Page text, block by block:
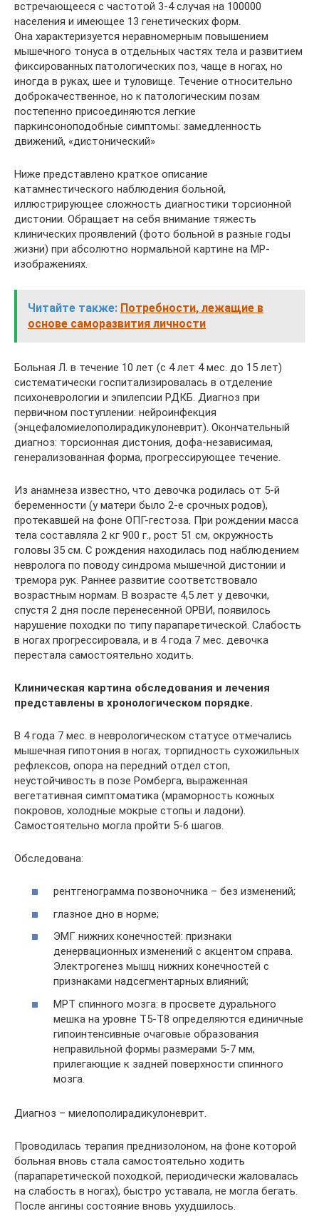
встречающееся с частотой 3-4 случая на 100000
населения и имеющее 13 генетических форм.
Она характеризуется неравномерным повышением
мышечного тонуса в отдельных частях тела и развитием
фиксированных патологических поз, чаще в ногах, но
иногда в руках, шее и туловище. Течение относительно
доброкачественное, но к патологическим позам
постепенно присоединяются легкие
паркинсоноподобные симптомы: замедленность
движений, «дистонический»
Ниже представлено краткое описание
катамнестического наблюдения больной,
иллюстрирующее сложность диагностики торсионной
дистонии. Обращает на себя внимание тяжесть
клинических проявлений (фото больной в разные годы
жизни) при абсолютно нормальной картине на МР-
изображениях.
Читайте также: Потребности, лежащие в
основе саморазвития личности
Больная Л. в течение 10 лет (с 4 лет 4 мес. до 15 лет)
систематически госпитализировалась в отделение
психоневрологии и эпилепсии РДКБ. Диагноз при
первичном поступлении: нейроинфекция
(энцефаломиелополирадикулоневрит). Окончательный
диагноз: торсионная дистония, дофа-независимая,
генерализованная форма, прогрессирующее течение.
Из анамнеза известно, что девочка родилась от 5-й
беременности (у матери было 2-е срочных родов),
протекавшей на фоне ОПГ-гестоза. При рождении масса
тела составляла 2 кг 900 г., рост 51 см, окружность
головы 35 см. С рождения находилась под наблюдением
невролога по поводу синдрома мышечной дистонии и
тремора рук. Раннее развитие соответствовало
возрастным нормам. В возрасте 4,5 лет у девочки,
спустя 2 дня после перенесенной ОРВИ, появилось
нарушение походки по типу парапаретической. Слабость
в ногах прогрессировала, и в 4 года 7 мес. девочка
перестала самостоятельно ходить.
Клиническая картина обследования и лечения
представлены в хронологическом порядке.
В 4 года 7 мес. в неврологическом статусе отмечались
мышечная гипотония в ногах, торпидность сухожильных
рефлексов, опора на передний отдел стоп,
неустойчивость в позе Ромберга, выраженная
вегетативная симптоматика (мраморность кожных
покровов, холодные мокрые стопы и ладони).
Самостоятельно могла пройти 5-6 шагов.
Обследована:
рентгенограмма позвоночника – без изменений;
глазное дно в норме;
ЭМГ нижних конечностей: признаки
денервационных изменений с акцентом справа.
Электрогенез мышц нижних конечностей с
признаками надсегментарных влияний;
МРТ спинного мозга: в просвете дурального
мешка на уровне Т5-Т8 определяются единичные
гипоинтенсивные очаговые образования
неправильной формы размерами 5-7 мм,
прилегающие к задней поверхности спинного
мозга.
Диагноз – миелополирадикулоневрит.
Проводилась терапия преднизолоном, на фоне которой
больная вновь стала самостоятельно ходить
(парапаретической походкой, периодически жаловалась
на слабость в ногах), быстро уставала, не могла бегать.
После ангины состояние вновь ухудшилось.